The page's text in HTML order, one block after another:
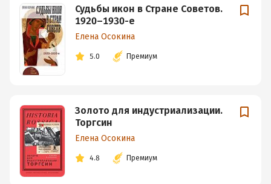
Судьбы икон в Стране Советов.
1920–1930-е
Елена Осокина
5.0 Премиум
Золото для индустриализации.
Торгсин
Елена Осокина
4.8 Премиум